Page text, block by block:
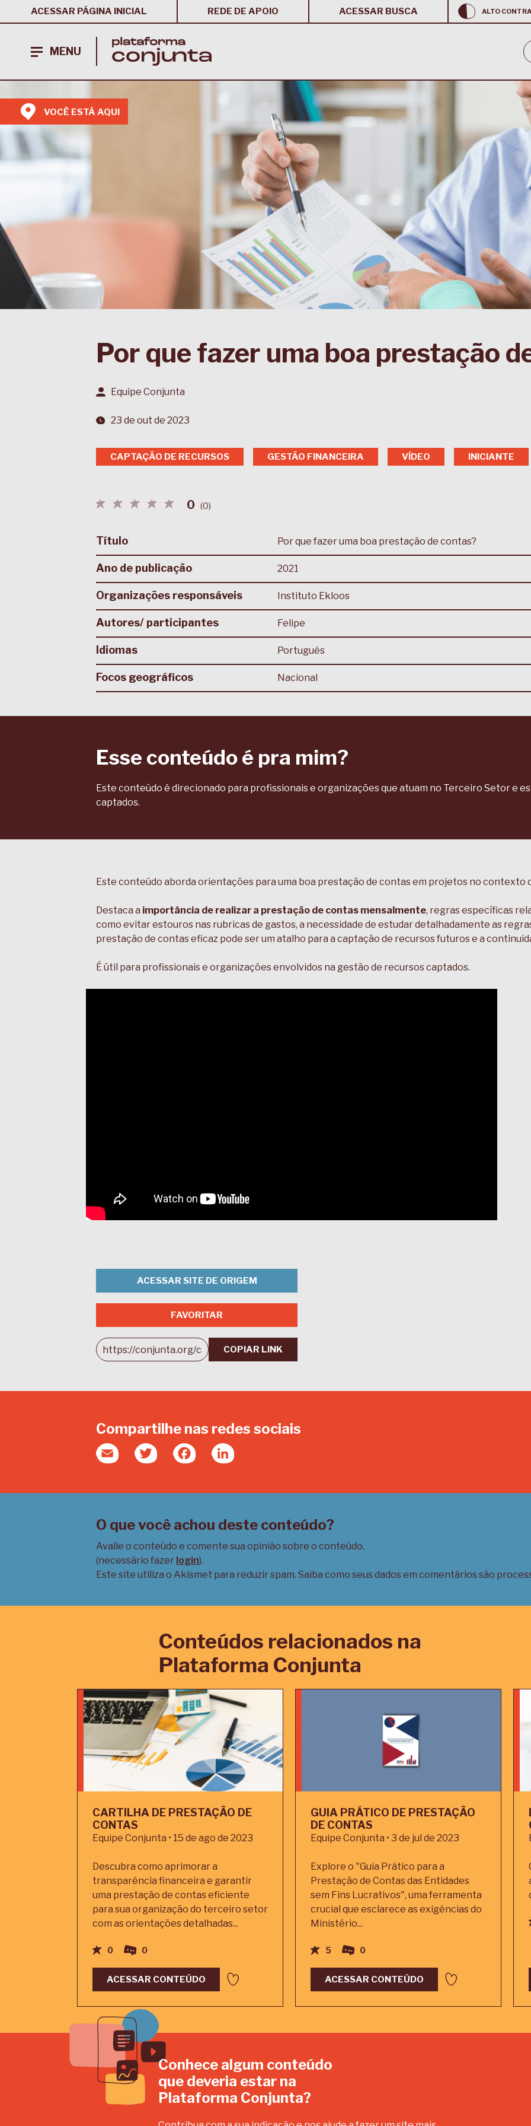
ACESSAR PÁGINA INICIAL REDE DE APOIO ACESSAR BUSCA ALTO
MENU
VOCÊ ESTÁ AQUI
Por que fazer uma boa prestação
Equipe Conjunta
23 de out de 2023
CAPTAÇÃO DE RECURSOS GESTÃO FINANCEIRA VÍDEO INICIANTE
0 (0)
Título Por que fazer uma boa prestação de contas?
Ano de publicação 2021
Organizações responsáveis Instituto Ekloos
Autores/ participantes Felipe
Idiomas Português
Focos geográficos Nacional
Esse conteúdo é pra mim?
Este conteúdo é direcionado para profissionais e organizações que atuam no Terceiro Setor e
captados.
Este conteúdo aborda orientações para uma boa prestação de contas em projetos no contexto
Destaca a importância de realizar a prestação de contas mensalmente, regras específicas
como evitar estouros nas rubricas de gastos, a necessidade de estudar detalhadamente as
prestação de contas eficaz pode ser um atalho para a captação de recursos futuros e a
É útil para profissionais e organizações envolvidos na gestão de recursos captados.
ACESSAR SITE DE ORIGEM
FAVORITAR
COPIAR LINK
Compartilhe nas redes sociais
Email Twitter FacebookLinkedIn
O que você achou deste conteúdo?
Avalie o conteúdo e comente sua opinião sobre o conteúdo.
(necessário fazer login).
Este site utiliza o Akismet para reduzir spam. Saiba como seus dados em comentários são
Conteúdos relacionados na
Plataforma Conjunta
CARTILHA DE PRESTAÇÃO DE
CONTAS
Equipe Conjunta • 15 de ago de 2023
Descubra como aprimorar a
transparência financeira e garantir
uma prestação de contas eficiente
para sua organização do terceiro setor
com as orientações detalhadas...
0 0
ACESSAR CONTEÚDO
GUIA PRÁTICO DE PRESTAÇÃO
DE CONTAS
Equipe Conjunta • 3 de jul de 2023
Explore o "Guia Prático para a
Prestação de Contas das Entidades
sem Fins Lucrativos", uma ferramenta
crucial que esclarece as exigências do
Ministério...
5 0
ACESSAR CONTEÚDO
Conhece algum conteúdo
que deveria estar na
Plataforma Conjunta?